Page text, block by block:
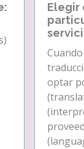
Elegir
optar